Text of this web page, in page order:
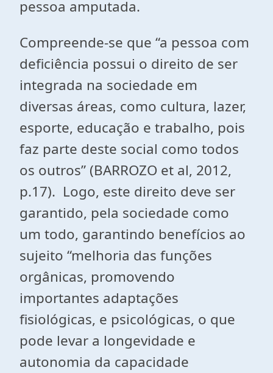
pessoa amputada.
Compreende-se que “a pessoa com
deficiência possui o direito de ser
integrada na sociedade em
diversas áreas, como cultura, lazer,
esporte, educação e trabalho, pois
faz parte deste social como todos
os outros” (BARROZO et al, 2012,
p.17). Logo, este direito deve ser
garantido, pela sociedade como
um todo, garantindo benefícios ao
sujeito “melhoria das funções
orgânicas, promovendo
importantes adaptações
fisiológicas, e psicológicas, o que
pode levar a longevidade e
autonomia da capacidade